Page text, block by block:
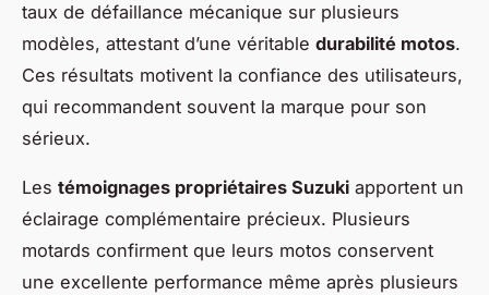
taux de défaillance mécanique sur plusieurs
modèles, attestant d’une véritable durabilité motos.
Ces résultats motivent la confiance des utilisateurs,
qui recommandent souvent la marque pour son
sérieux.
Les témoignages propriétaires Suzuki apportent un
éclairage complémentaire précieux. Plusieurs
motards confirment que leurs motos conservent
une excellente performance même après plusieurs